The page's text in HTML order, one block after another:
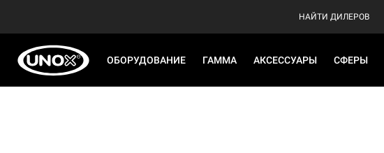
НАЙТИ ДИЛЕРОВ
ОБОРУДОВАНИЕ ГАММА АКСЕССУАРЫ СФЕРЫ